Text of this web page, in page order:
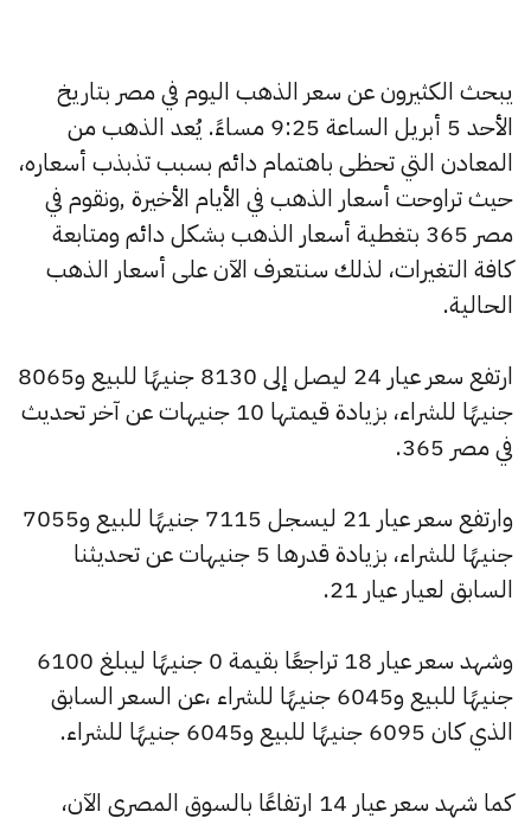
يبحث الكثيرون عن سعر الذهب اليوم في مصر بتاريخ
الأحد 5 أبريل الساعة 9:25 مساءً. يُعد الذهب من
المعادن التي تحظى باهتمام دائم بسبب تذبذب أسعاره،
حيث تراوحت أسعار الذهب في الأيام الأخيرة ,ونقوم في
مصر 365 بتغطية أسعار الذهب بشكل دائم ومتابعة
كافة التغيرات، لذلك سنتعرف الآن على أسعار الذهب
الحالية.
ارتفع سعر عيار 24 ليصل إلى 8130 جنيهًا للبيع و8065
جنيهًا للشراء، بزيادة قيمتها 10 جنيهات عن آخر تحديث
في مصر 365.
وارتفع سعر عيار 21 ليسجل 7115 جنيهًا للبيع و7055
جنيهًا للشراء، بزيادة قدرها 5 جنيهات عن تحديثنا
السابق لعيار عيار 21.
وشهد سعر عيار 18 تراجعًا بقيمة 0 جنيهًا ليبلغ 6100
جنيهًا للبيع و6045 جنيهًا للشراء ،عن السعر السابق
الذي كان 6095 جنيهًا للبيع و6045 جنيهًا للشراء.
كما شهد سعر عيار 14 ارتفاعًا بالسوق المصري الآن،